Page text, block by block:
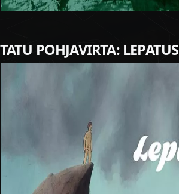
TATU POHJAVIRTA: LEPATUS